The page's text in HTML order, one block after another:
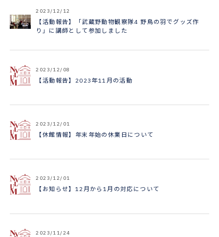
2023/12/12
【活動報告】「武蔵野動物観察隊4 野鳥の羽でグッズ作
り」に講師として参加しました
2023/12/08
【活動報告】2023年11月の活動
2023/12/01
【休館情報】年末年始の休業日について
2023/12/01
【お知らせ】12月から1月の対応について
2023/11/24